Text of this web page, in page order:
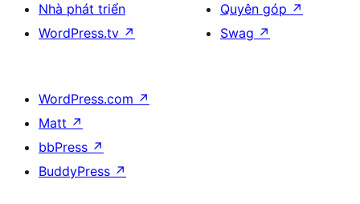
Nhà phát triển
WordPress.tv ↗
Quyên góp ↗
Swag ↗
WordPress.com ↗
Matt ↗
bbPress ↗
BuddyPress ↗